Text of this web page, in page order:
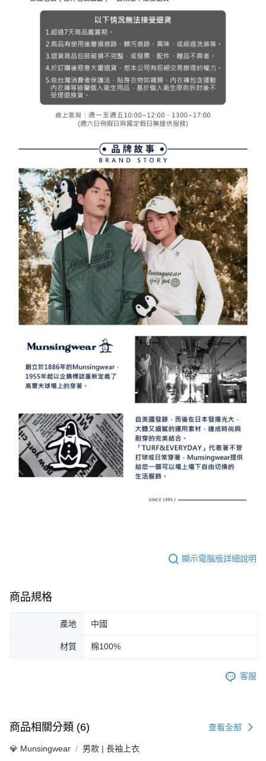
顯示電腦版詳細說明
商品規格
產地 中國
材質 棉100%
客服
商品相關分類 (6) 查看全部
💎 Munsingwear 男款 | 長袖上衣